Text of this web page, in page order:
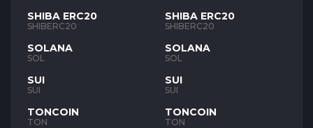
SHIBA ERC20
SHIBERC20
SOLANA
SOL
SUI
SUI
TONCOIN
TON
SHIBA ERC20
SHIBERC20
SOLANA
SOL
SUI
SUI
TONCOIN
TON